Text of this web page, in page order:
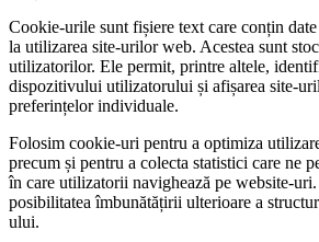
Cookie-urile sunt fișiere text care conțin
la utilizarea site-urilor web. Acestea sunt
utilizatorilor. Ele permit, printre altele,
dispozitivului utilizatorului și afișarea site-
preferințelor individuale.
Folosim cookie-uri pentru a optimiza
precum și pentru a colecta statistici care ne
în care utilizatorii navighează pe website-
posibilitatea îmbunătățirii ulterioare a
ului.